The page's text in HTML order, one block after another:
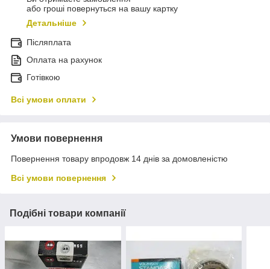
або гроші повернуться на вашу картку
Детальніше
Післяплата
Оплата на рахунок
Готівкою
Всі умови оплати
Умови повернення
Повернення товару впродовж 14 днів за домовленістю
Всі умови повернення
Подібні товари компанії